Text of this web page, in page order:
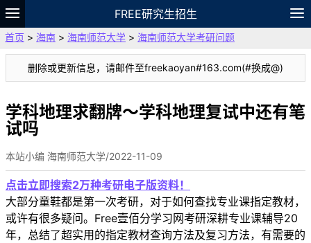
FREE研究生招生
题库
故事 专题 APP 笔记
论坛
VIP
资料
首页 > 海南 > 海南师范大学 > 海南师范大学考研问题
删除或更新信息，请邮件至freekaoyan#163.com(#换成@)
学科地理求翻牌～学科地理复试中还有笔
试吗
本站小编 海南师范大学/2022-11-09
点击立即搜索2万种考研电子版资料！
大部分童鞋都是第一次考研，对于如何查找专业课指定教材，
或许有很多疑问。Free壹佰分学习网考研深耕专业课辅导20
年，总结了超实用的指定教材查询方法及复习方法，有需要的